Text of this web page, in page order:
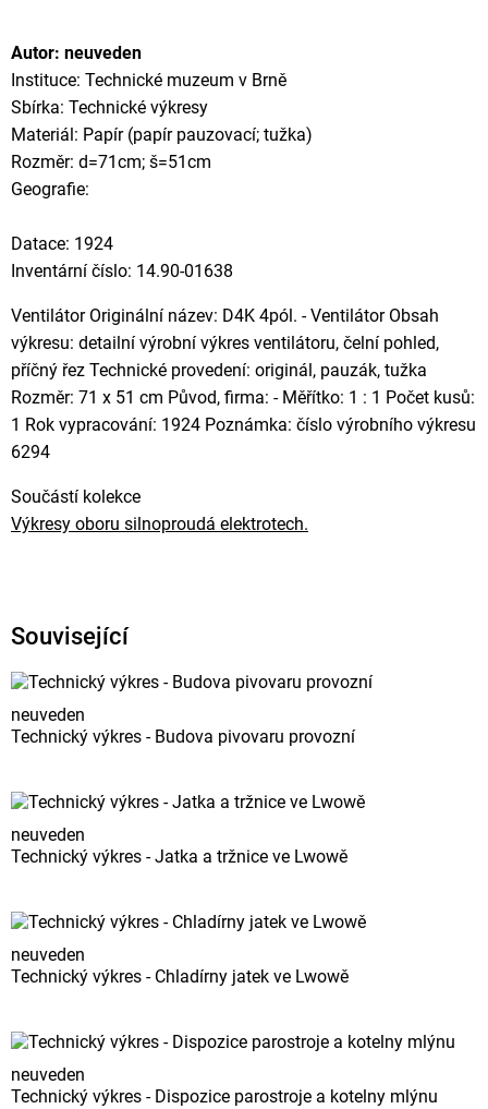
Autor: neuveden
Instituce: Technické muzeum v Brně
Sbírka: Technické výkresy
Materiál: Papír (papír pauzovací; tužka)
Rozměr: d=71cm; š=51cm
Geografie:
Datace: 1924
Inventární číslo: 14.90-01638
Ventilátor Originální název: D4K 4pól. - Ventilátor Obsah
výkresu: detailní výrobní výkres ventilátoru, čelní pohled,
příčný řez Technické provedení: originál, pauzák, tužka
Rozměr: 71 x 51 cm Původ, firma: - Měřítko: 1 : 1 Počet kusů:
1 Rok vypracování: 1924 Poznámka: číslo výrobního výkresu
6294
Součástí kolekce
Výkresy oboru silnoproudá elektrotech.
Související
neuveden
Technický výkres - Budova pivovaru provozní
neuveden
Technický výkres - Jatka a tržnice ve Lwowě
neuveden
Technický výkres - Chladírny jatek ve Lwowě
neuveden
Technický výkres - Dispozice parostroje a kotelny mlýnu